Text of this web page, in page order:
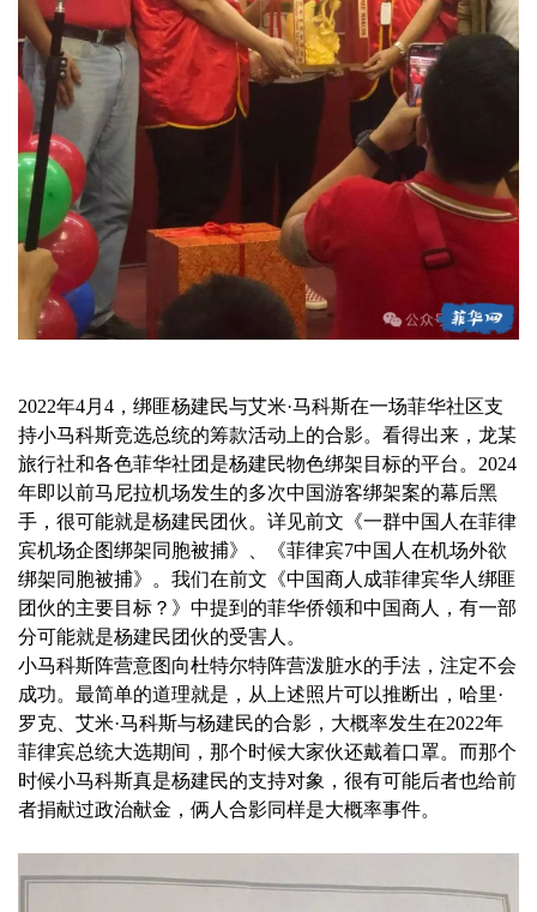
2022年4月4，绑匪杨建民与艾米·马科斯在一场菲华社区支
持小马科斯竞选总统的筹款活动上的合影。看得出来，龙某
旅行社和各色菲华社团是杨建民物色绑架目标的平台。2024
年即以前马尼拉机场发生的多次中国游客绑架案的幕后黑
手，很可能就是杨建民团伙。详见前文《一群中国人在菲律
宾机场企图绑架同胞被捕》、《菲律宾7中国人在机场外欲
绑架同胞被捕》。我们在前文《中国商人成菲律宾华人绑匪
团伙的主要目标？》中提到的菲华侨领和中国商人，有一部
分可能就是杨建民团伙的受害人。
小马科斯阵营意图向杜特尔特阵营泼脏水的手法，注定不会
成功。最简单的道理就是，从上述照片可以推断出，哈里·
罗克、艾米·马科斯与杨建民的合影，大概率发生在2022年
菲律宾总统大选期间，那个时候大家伙还戴着口罩。而那个
时候小马科斯真是杨建民的支持对象，很有可能后者也给前
者捐献过政治献金，俩人合影同样是大概率事件。